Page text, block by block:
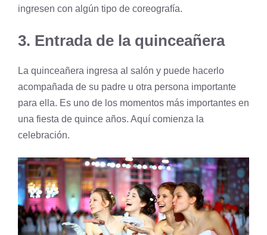
ingresen con algún tipo de coreografía.
3. Entrada de la quinceañera
La quinceañera ingresa al salón y puede hacerlo
acompañada de su padre u otra persona importante
para ella. Es uno de los momentos más importantes en
una fiesta de quince años. Aquí comienza la
celebración.